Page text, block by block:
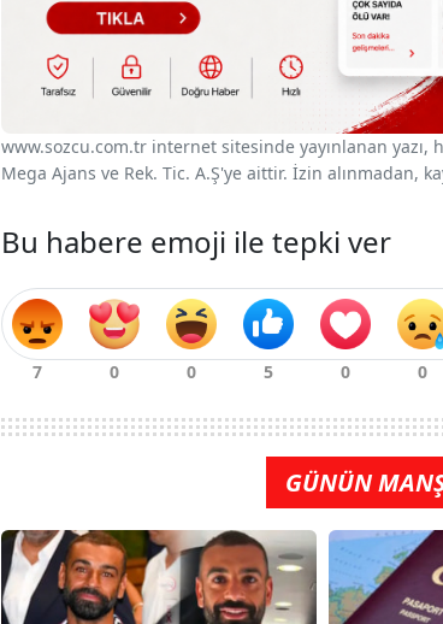
www.sozcu.com.tr internet sitesinde yayınlanan
Mega Ajans ve Rek. Tic. A.Ş'ye aittir. İzin alınmadan,
Bu habere emoji ile tepki ver
GÜNÜN